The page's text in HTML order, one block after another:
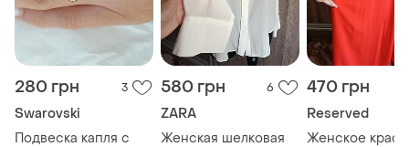
280 грн 3
Swarovski
Подвеска капля с
580 грн 6
ZARA
Женская шелковая
470 грн
Reserved
Женское